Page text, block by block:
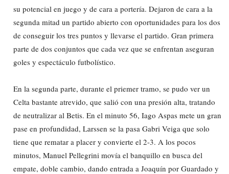
su potencial en juego y de cara a portería. Dejaron de cara a la
segunda mitad un partido abierto con oportunidades para los dos
de conseguir los tres puntos y llevarse el partido. Gran primera
parte de dos conjuntos que cada vez que se enfrentan aseguran
goles y espectáculo futbolístico.
En la segunda parte, durante el priemer tramo, se pudo ver un
Celta bastante atrevido, que salió con una presión alta, tratando
de neutralizar al Betis. En el minuto 56, Iago Aspas mete un gran
pase en profundidad, Larssen se la pasa Gabri Veiga que solo
tiene que rematar a placer y convierte el 2-3. A los pocos
minutos, Manuel Pellegrini movía el banquillo en busca del
empate, doble cambio, dando entrada a Joaquín por Guardado y